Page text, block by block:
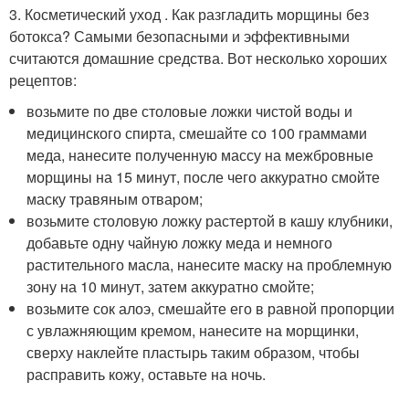
3. Косметический уход . Как разгладить морщины без
ботокса? Самыми безопасными и эффективными
считаются домашние средства. Вот несколько хороших
рецептов:
возьмите по две столовые ложки чистой воды и
медицинского спирта, смешайте со 100 граммами
меда, нанесите полученную массу на межбровные
морщины на 15 минут, после чего аккуратно смойте
маску травяным отваром;
возьмите столовую ложку растертой в кашу клубники,
добавьте одну чайную ложку меда и немного
растительного масла, нанесите маску на проблемную
зону на 10 минут, затем аккуратно смойте;
возьмите сок алоэ, смешайте его в равной пропорции
с увлажняющим кремом, нанесите на морщинки,
сверху наклейте пластырь таким образом, чтобы
расправить кожу, оставьте на ночь.